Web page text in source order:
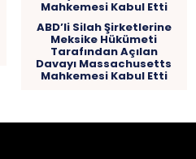
ABD’li Silah Şirketlerine
Meksike Hükümeti
Tarafından Açılan
Davayı Massachusetts
Mahkemesi Kabul Etti